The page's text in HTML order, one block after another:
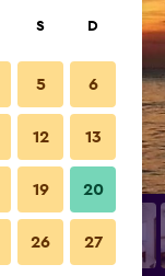
S D
5 6
12 13
19 20
26 27